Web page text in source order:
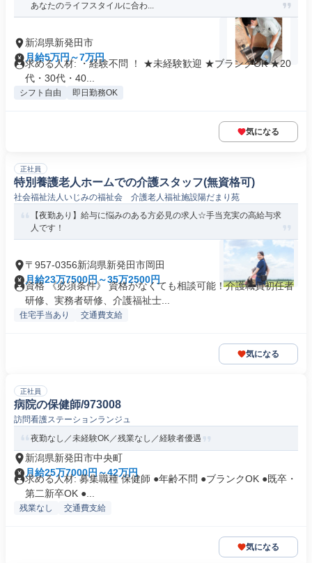
あなたのライフスタイルに合わ...
新潟県新発田市
月給5万円～7万円
求める人材: ・経験不問 ！ ★未経験歓迎 ★ブランクOK ★20
代・30代・40...
シフト自由 即日勤務OK
気になる
正社員
特別養護老人ホームでの介護スタッフ(無資格可)
社会福祉法人いじみの福祉会 介護老人福祉施設陽だまり苑
【夜勤あり】給与に悩みのある方必見の求人☆手当充実の高給与求
人です！
〒957-0356新潟県新発田市岡田
月給23万7500円～35万2500円
資格 《必須条件》 資格がなくても相談可能！介護職員初任者
研修、実務者研修、介護福祉士...
住宅手当あり 交通費支給
気になる
正社員
病院の保健師/973008
訪問看護ステーションランジュ
夜勤なし／未経験OK／残業なし／経験者優遇
新潟県新発田市中央町
月給25万7000円～42万円
求める人材: 募集職種 保健師 ●年齢不問 ●ブランクOK ●既卒・
第二新卒OK ●...
残業なし 交通費支給
気になる